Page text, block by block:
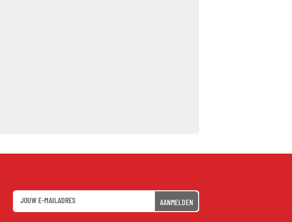
AANMELDEN